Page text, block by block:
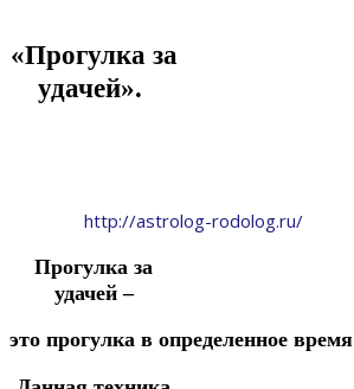
«Прогулка за
удачей».
http://astrolog-rodolog.ru/
Прогулка за
удачей –
это прогулка в определенное время